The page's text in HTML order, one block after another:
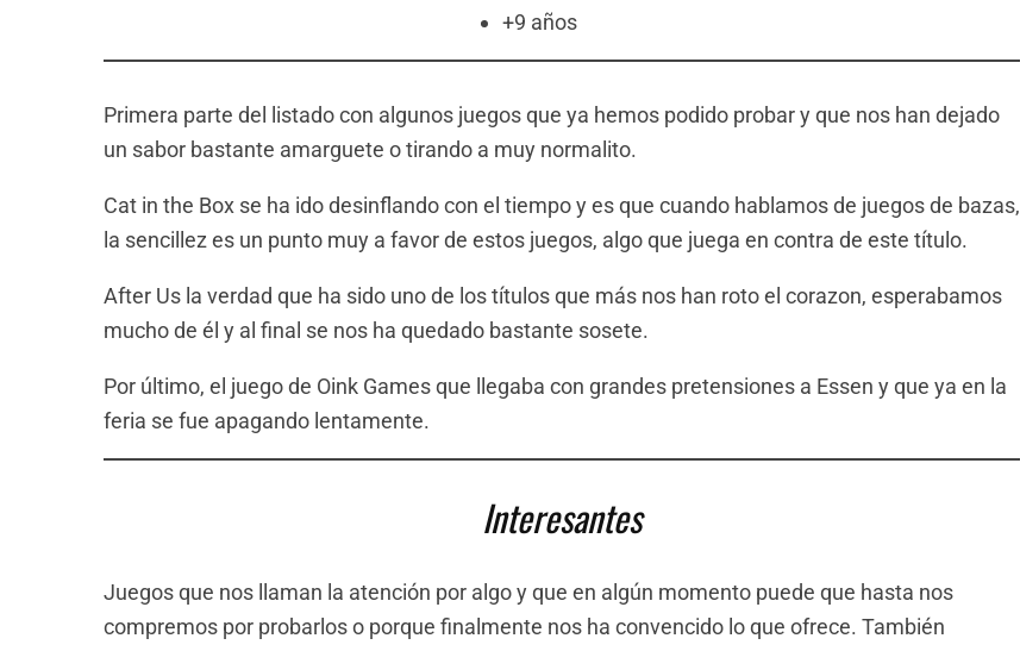
+9 años
Primera parte del listado con algunos juegos que ya hemos podido probar y que nos han dejado
un sabor bastante amarguete o tirando a muy normalito.
Cat in the Box se ha ido desinflando con el tiempo y es que cuando hablamos de juegos de bazas,
la sencillez es un punto muy a favor de estos juegos, algo que juega en contra de este título.
After Us la verdad que ha sido uno de los títulos que más nos han roto el corazon, esperabamos
mucho de él y al final se nos ha quedado bastante sosete.
Por último, el juego de Oink Games que llegaba con grandes pretensiones a Essen y que ya en la
feria se fue apagando lentamente.
Interesantes
Juegos que nos llaman la atención por algo y que en algún momento puede que hasta nos
compremos por probarlos o porque finalmente nos ha convencido lo que ofrece. También